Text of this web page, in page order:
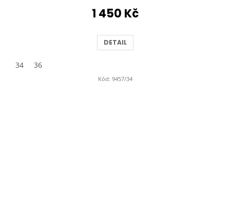
1 450 Kč
DETAIL
34 36
Kód: 9457/34